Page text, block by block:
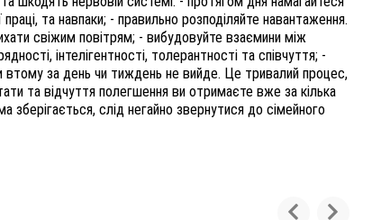
та навпаки; - правильно розподіляйте навантаження.
свіжим повітрям; - вибудовуйте взаємини між
інтелігентності, толерантності та співчуття; -
втому за день чи тиждень не вийде. Це тривалий процес,
та відчуття полегшення ви отримаєте вже за кілька
зберігається, слід негайно звернутися до сімейного